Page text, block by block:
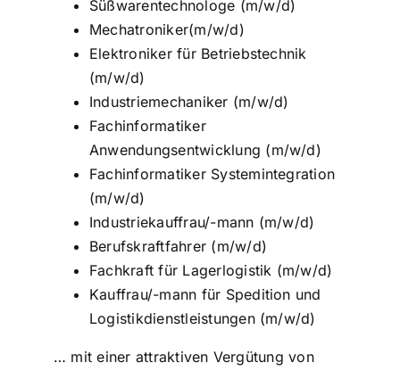
Süßwarentechnologe (m/w/d)
Mechatroniker(m/w/d)
Elektroniker für Betriebstechnik
(m/w/d)
Industriemechaniker (m/w/d)
Fachinformatiker
Anwendungsentwicklung (m/w/d)
Fachinformatiker Systemintegration
(m/w/d)
Industriekauffrau/-mann (m/w/d)
Berufskraftfahrer (m/w/d)
Fachkraft für Lagerlogistik (m/w/d)
Kauffrau/-mann für Spedition und
Logistikdienstleistungen (m/w/d)
… mit einer attraktiven Vergütung von